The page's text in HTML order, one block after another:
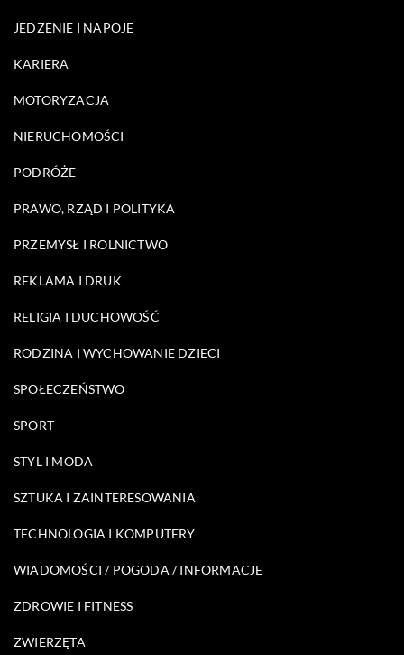
JEDZENIE I NAPOJE
KARIERA
MOTORYZACJA
NIERUCHOMOŚCI
PODRÓŻE
PRAWO, RZĄD I POLITYKA
PRZEMYSŁ I ROLNICTWO
REKLAMA I DRUK
RELIGIA I DUCHOWOŚĆ
RODZINA I WYCHOWANIE DZIECI
SPOŁECZEŃSTWO
SPORT
STYL I MODA
SZTUKA I ZAINTERESOWANIA
TECHNOLOGIA I KOMPUTERY
WIADOMOŚCI / POGODA / INFORMACJE
ZDROWIE I FITNESS
ZWIERZĘTA